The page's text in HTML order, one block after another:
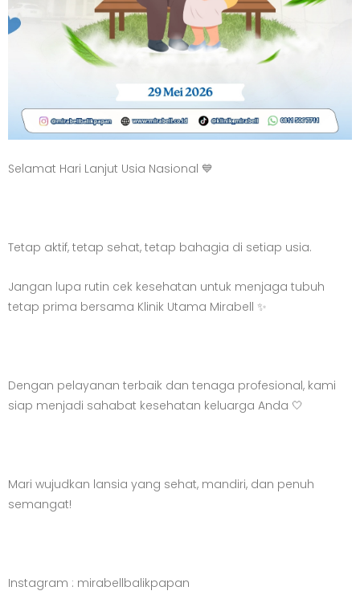
Selamat Hari Lanjut Usia Nasional 💙
Tetap aktif, tetap sehat, tetap bahagia di setiap usia.
Jangan lupa rutin cek kesehatan untuk menjaga tubuh
tetap prima bersama Klinik Utama Mirabell ✨
Dengan pelayanan terbaik dan tenaga profesional, kami
siap menjadi sahabat kesehatan keluarga Anda 🤍
Mari wujudkan lansia yang sehat, mandiri, dan penuh
semangat!
Instagram : mirabellbalikpapan